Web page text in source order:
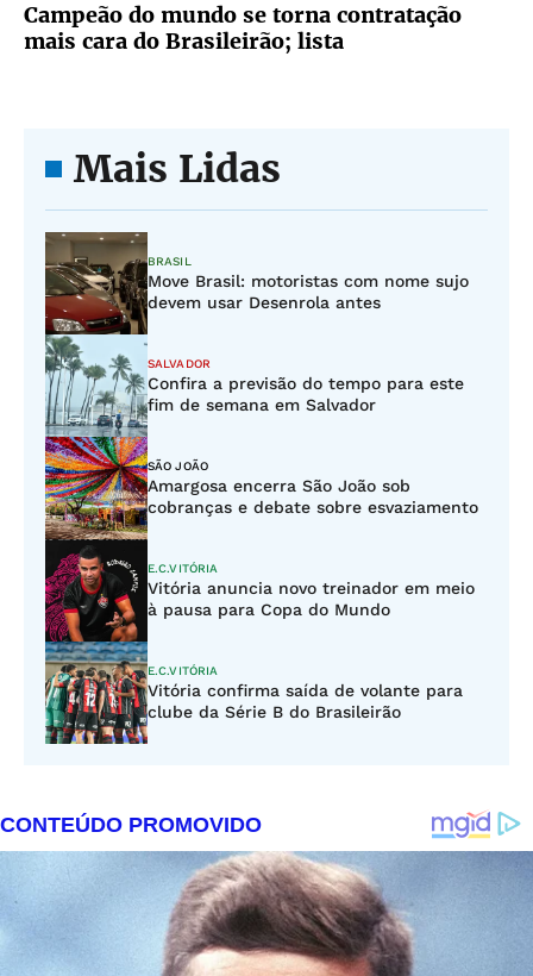
Campeão do mundo se torna contratação
mais cara do Brasileirão; lista
Mais Lidas
BRASIL
Move Brasil: motoristas com nome sujo
devem usar Desenrola antes
SALVADOR
Confira a previsão do tempo para este
fim de semana em Salvador
SÃO JOÃO
Amargosa encerra São João sob
cobranças e debate sobre esvaziamento
E.C.VITÓRIA
Vitória anuncia novo treinador em meio
à pausa para Copa do Mundo
E.C.VITÓRIA
Vitória confirma saída de volante para
clube da Série B do Brasileirão